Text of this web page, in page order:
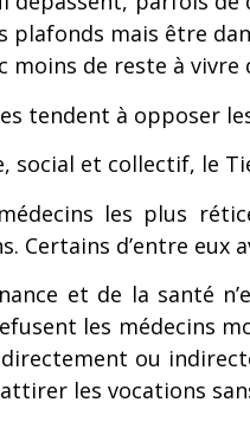
plafonds mais être
moins de reste à
tendent à opposer
social et collectif, le
les plus
Certains d’entre
et de la santé
les médecins
ou
les vocations